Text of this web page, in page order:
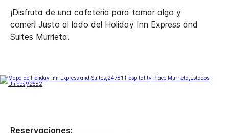
¡Disfruta de una cafetería para tomar algo y
comer! Justo al lado del Holiday Inn Express and
Suites Murrieta.
Reservaciones: